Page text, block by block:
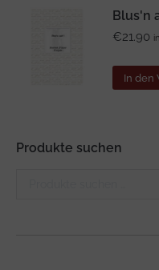
Blus'n
€21.90
In den
Produkte suchen